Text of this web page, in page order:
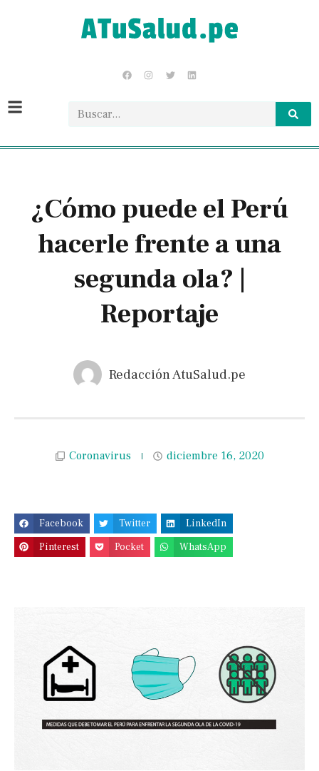
¿Cómo puede el Perú
hacerle frente a una
segunda ola? |
Reportaje
Redacción AtuSalud.pe
Coronavirus diciembre 16, 2020
Facebook Twitter
LinkedIn
Pinterest
Pocket WhatsApp